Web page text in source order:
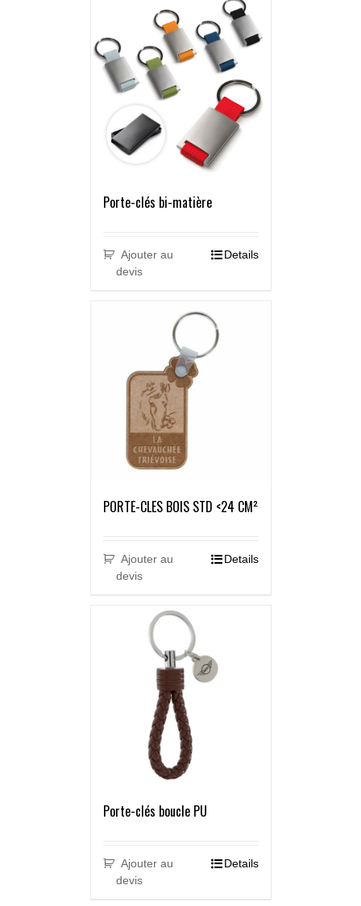
Porte-clés bi-matière
Ajouter au
devis
Details
PORTE-CLES BOIS STD <24 CM²
Ajouter au
devis
Details
Porte-clés boucle PU
Ajouter au
devis
Details